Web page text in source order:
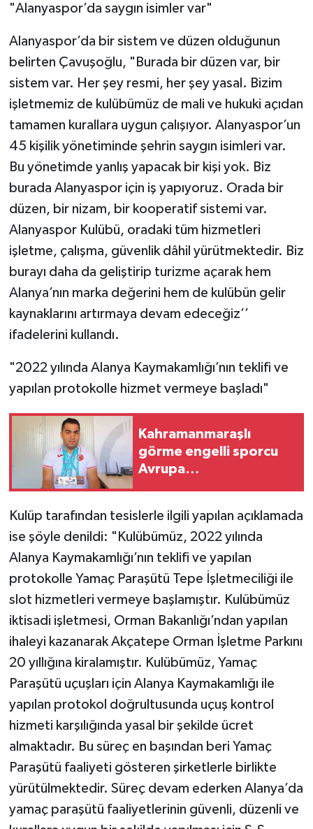
"Alanyaspor’da saygın isimler var"
Alanyaspor’da bir sistem ve düzen olduğunun
belirten Çavuşoğlu, "Burada bir düzen var, bir
sistem var. Her şey resmi, her şey yasal. Bizim
işletmemiz de kulübümüz de mali ve hukuki açıdan
tamamen kurallara uygun çalışıyor. Alanyaspor’un
45 kişilik yönetiminde şehrin saygın isimleri var.
Bu yönetimde yanlış yapacak bir kişi yok. Biz
burada Alanyaspor için iş yapıyoruz. Orada bir
düzen, bir nizam, bir kooperatif sistemi var.
Alanyaspor Kulübü, oradaki tüm hizmetleri
işletme, çalışma, güvenlik dâhil yürütmektedir. Biz
burayı daha da geliştirip turizme açarak hem
Alanya’nın marka değerini hem de kulübün gelir
kaynaklarını artırmaya devam edeceğiz’’
ifadelerini kullandı.
"2022 yılında Alanya Kaymakamlığı’nın teklifi ve
yapılan protokolle hizmet vermeye başladı"
Kahramanmaraşlı
görme engelli sporcu
Avrupa
Kulüp tarafından tesislerle ilgili yapılan açıklamada
ise şöyle denildi: "Kulübümüz, 2022 yılında
Alanya Kaymakamlığı’nın teklifi ve yapılan
protokolle Yamaç Paraşütü Tepe İşletmeciliği ile
slot hizmetleri vermeye başlamıştır. Kulübümüz
iktisadi işletmesi, Orman Bakanlığı’ndan yapılan
ihaleyi kazanarak Akçatepe Orman İşletme Parkını
20 yıllığına kiralamıştır. Kulübümüz, Yamaç
Paraşütü uçuşları için Alanya Kaymakamlığı ile
yapılan protokol doğrultusunda uçuş kontrol
hizmeti karşılığında yasal bir şekilde ücret
almaktadır. Bu süreç en başından beri Yamaç
Paraşütü faaliyeti gösteren şirketlerle birlikte
yürütülmektedir. Süreç devam ederken Alanya’da
yamaç paraşütü faaliyetlerinin güvenli, düzenli ve